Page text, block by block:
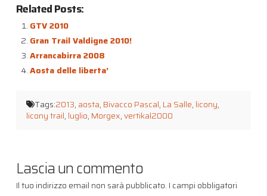
Related Posts:
GTV 2010
Gran Trail Valdigne 2010!
Arrancabirra 2008
Aosta delle liberta’
Tags:2013, aosta, Bivacco Pascal, La Salle, licony,
licony trail, luglio, Morgex,vertikal2000
Lascia un commento
Il tuo indirizzo email non sarà pubblicato. I campi obbligatori